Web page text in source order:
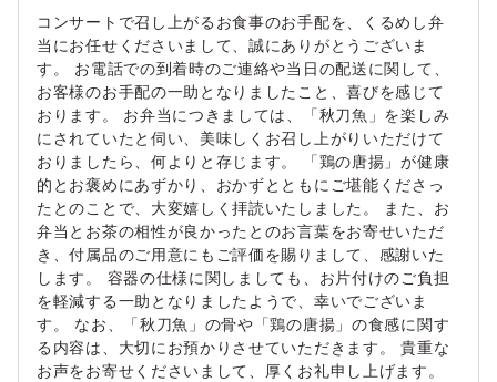
コンサートで召し上がるお食事のお手配を、くるめし弁
当にお任せくださいまして、誠にありがとうございま
す。 お電話での到着時のご連絡や当日の配送に関して、
お客様のお手配の一助となりましたこと、喜びを感じて
おります。 お弁当につきましては、「秋刀魚」を楽しみ
にされていたと伺い、美味しくお召し上がりいただけて
おりましたら、何よりと存じます。 「鶏の唐揚」が健康
的とお褒めにあずかり、おかずとともにご堪能くださっ
たとのことで、大変嬉しく拝読いたしました。 また、お
弁当とお茶の相性が良かったとのお言葉をお寄せいただ
き、付属品のご用意にもご評価を賜りまして、感謝いた
します。 容器の仕様に関しましても、お片付けのご負担
を軽減する一助となりましたようで、幸いでございま
す。 なお、「秋刀魚」の骨や「鶏の唐揚」の食感に関す
る内容は、大切にお預かりさせていただきます。 貴重な
お声をお寄せくださいまして、厚くお礼申し上げます。